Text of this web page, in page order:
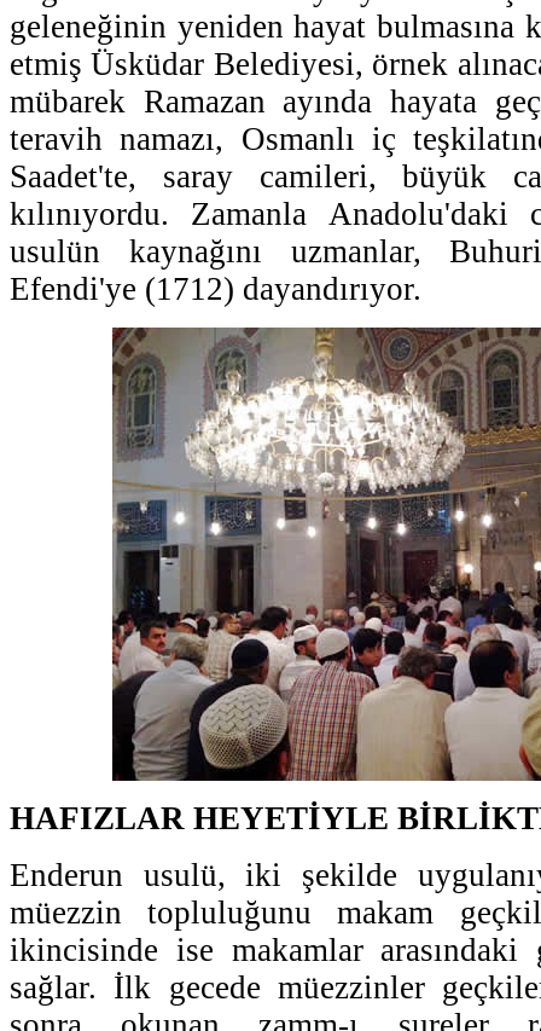
geleneğinin yeniden hayat bulmasına
etmiş Üsküdar Belediyesi, örnek
mübarek Ramazan ayında hayata
teravih namazı, Osmanlı iç
Saadet'te, saray camileri, büyük
kılınıyordu. Zamanla Anadolu'daki
usulün kaynağını uzmanlar,
Efendi'ye (1712) dayandırıyor.
HAFIZLAR HEYETİYLE
Enderun usulü, iki şekilde
müezzin topluluğunu makam
ikincisinde ise makamlar arasındaki
sağlar. İlk gecede müezzinler